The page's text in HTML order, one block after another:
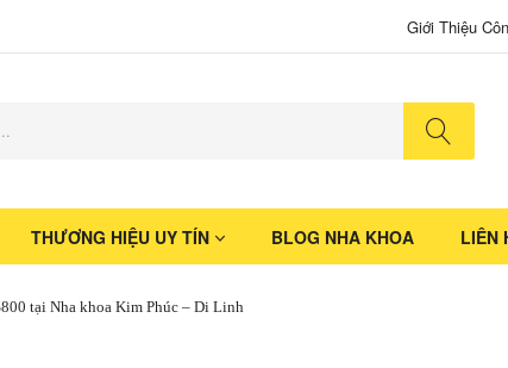
Giới Thiệu
THƯƠNG HIỆU UY TÍN BLOG NHA KHOA LIÊN
tại Nha khoa Kim Phúc – Di Linh